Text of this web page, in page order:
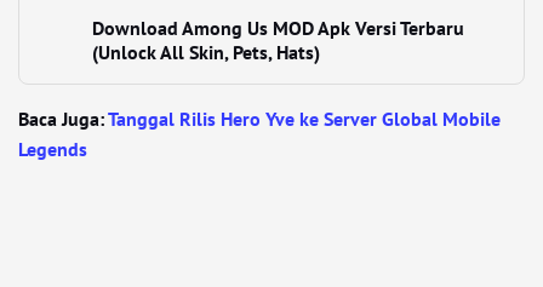
Download Among Us MOD Apk Versi Terbaru
(Unlock All Skin, Pets, Hats)
Baca Juga:Tanggal Rilis Hero Yve ke Server Global Mobile
Legends